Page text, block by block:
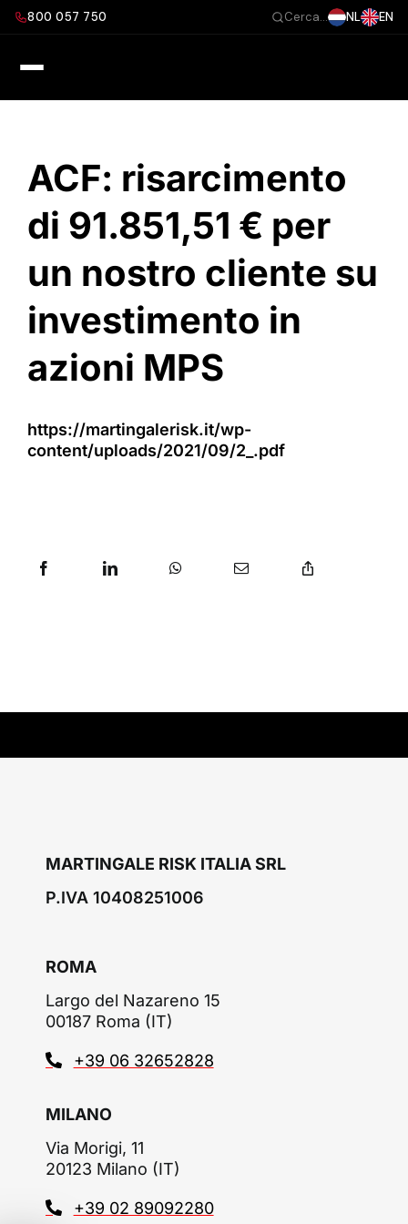
Salta800 057 750 Cerca... NL EN
ACF: risarcimento
di 91.851,51 € per
un nostro cliente su
investimento in
azioni MPS
https://martingalerisk.it/wp-
content/uploads/2021/09/2_.pdf
MARTINGALE RISK ITALIA SRL
P.IVA 10408251006
ROMA
Largo del Nazareno 15
00187 Roma (IT)
+39 06 32652828
MILANO
Via Morigi, 11
20123 Milano (IT)
+39 02 89092280